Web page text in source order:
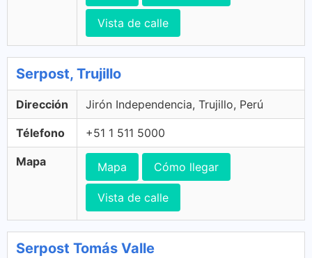
Vista de calle
Serpost, Trujillo
Dirección Jirón Independencia, Trujillo, Perú
Télefono +51 1 511 5000
Mapa Mapa Cómo llegar
Vista de calle
Serpost Tomás Valle